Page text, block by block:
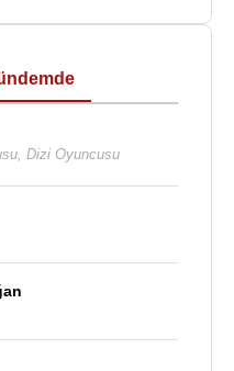
Dizi Oyuncusu